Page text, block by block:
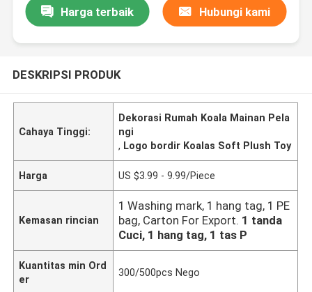
Harga terbaik Hubungi kami
DESKRIPSI PRODUK
Cahaya Tinggi:
Dekorasi Rumah Koala Mainan Pela
ngi
, Logo bordir Koalas Soft Plush Toy
Harga US $3.99 - 9.99/Piece
Kemasan rincian
1 Washing mark, 1 hang tag, 1 PE
bag, Carton For Export. 1 tanda
Cuci, 1 hang tag, 1 tas P
Kuantitas min Ord
er
300/500pcs Nego